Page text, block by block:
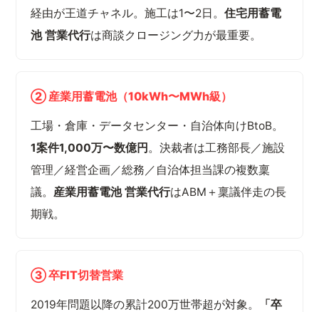
経由が王道チャネル。施工は1〜2日。住宅用蓄電
池 営業代行は商談クロージング力が最重要。
② 産業用蓄電池（10kWh〜MWh級）
工場・倉庫・データセンター・自治体向けBtoB。
1案件1,000万〜数億円 。決裁者は工務部長／施設
管理／経営企画／総務／自治体担当課の複数稟
議。 産業用蓄電池 営業代行はABM＋稟議伴走の長
期戦。
③ 卒FIT切替営業
2019年問題以降の累計200万世帯超が対象。
「卒